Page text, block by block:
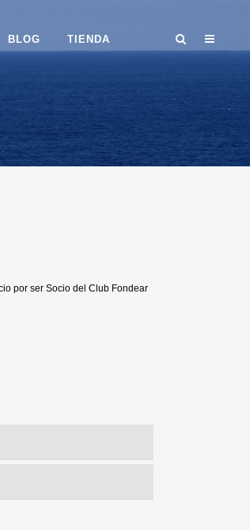
BLOG TIENDA
por ser Socio del Club Fondear